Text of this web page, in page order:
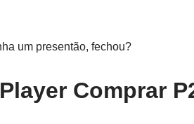
um presentão, fechou?
Comprar